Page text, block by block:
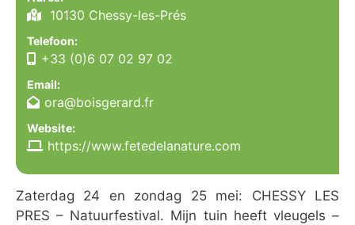
10130 Chessy-les-Prés
Telefoon:
+33 (0)6 07 02 97 02
Email:
ora@boisgerard.fr
Website:
https://www.fetedelanature.com
Zaterdag 24 en zondag 25 mei: CHESSY LES
PRES – Natuurfestival. Mijn tuin heeft vleugels –